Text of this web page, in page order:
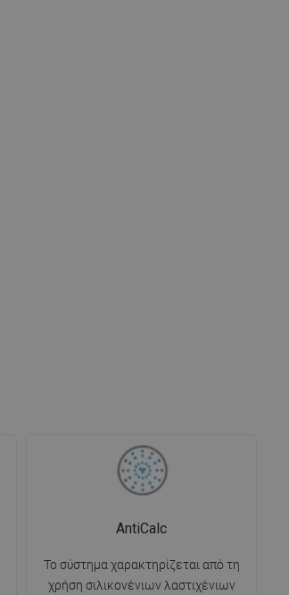
AntiCalc
Το σύστημα χαρακτηρίζεται από τη
χρήση σιλικονένιων λαστιχένιων